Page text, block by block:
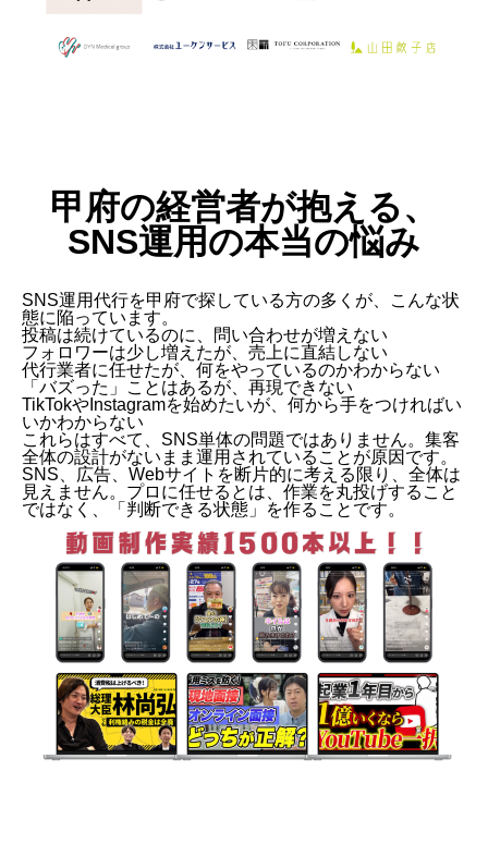
甲府の経営者が抱える、
SNS運用の本当の悩み
SNS運用代行を甲府で探している方の多くが、こんな状
態に陥っています。
投稿は続けているのに、問い合わせが増えない
フォロワーは少し増えたが、売上に直結しない
代行業者に任せたが、何をやっているのかわからない
「バズった」ことはあるが、再現できない
TikTokやInstagramを始めたいが、何から手をつければい
いかわからない
これらはすべて、SNS単体の問題ではありません。集客
全体の設計がないまま運用されていることが原因です。
SNS、広告、Webサイトを断片的に考える限り、全体は
見えません。プロに任せるとは、作業を丸投げすること
ではなく、「判断できる状態」を作ることです。